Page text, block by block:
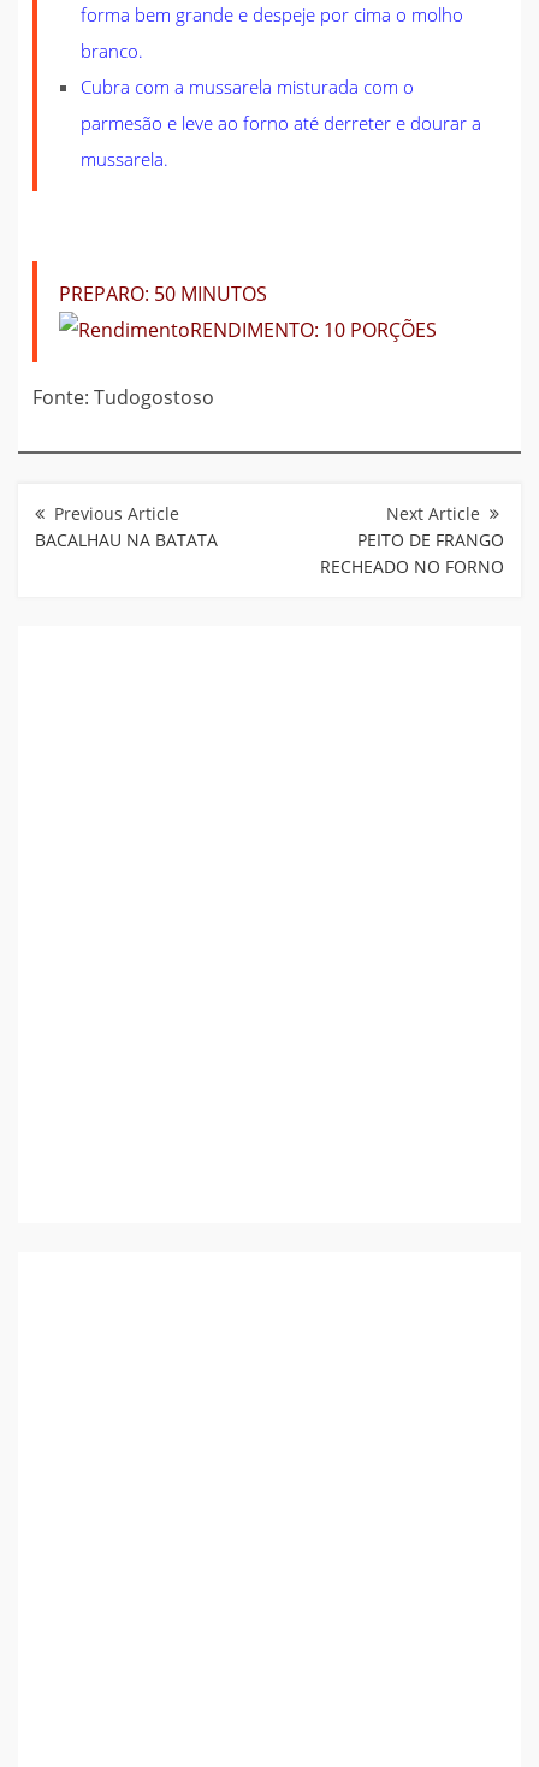
forma bem grande e despeje por cima o molho
branco.
Cubra com a mussarela misturada com o
parmesão e leve ao forno até derreter e dourar a
mussarela.
PREPARO: 50 MINUTOS
RENDIMENTO: 10 PORÇÕES
Fonte: Tudogostoso
de
Post
BACALHAU NA BATATA
PEITO DE FRANGO
RECHEADO NO FORNO